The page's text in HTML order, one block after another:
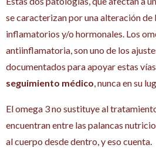
se caracterizan por una alteración de
inflamatorios y/o hormonales. Los
antiinflamatoria, son uno de los
documentados para apoyar estas
seguimiento médico, nunca en su
El omega 3 no sustituye al
encuentran entre las palancas
al cuerpo desde dentro, y eso cuenta.